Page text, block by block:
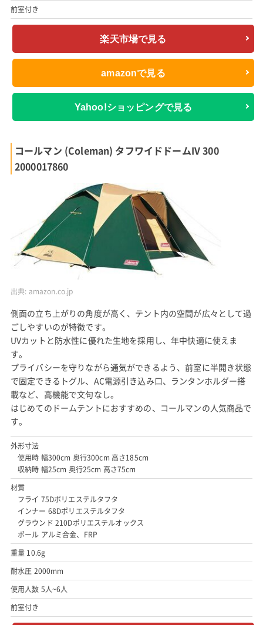
前室付き
楽天市場で見る
amazonで見る
Yahoo!ショッピングで見る
コールマン (Coleman) タフワイドドームIV 300
2000017860
出典: amazon.co.jp
側面の立ち上がりの角度が高く、テント内の空間が広々として過
ごしやすいのが特徴です。
UVカットと防水性に優れた生地を採用し、年中快適に使えま
す。
プライバシーを守りながら通気ができるよう、前室に半開き状態
で固定できるトグル、AC電源引き込み口、ランタンホルダー搭
載など、高機能で文句なし。
はじめてのドームテントにおすすめの、コールマンの人気商品で
す。
外形寸法
使用時 幅300cm 奥行300cm 高さ185cm
収納時 幅25cm 奥行25cm 高さ75cm
材質
フライ 75Dポリエステルタフタ
インナー 68Dポリエステルタフタ
グラウンド 210Dポリエステルオックス
ポール アルミ合金、FRP
重量 10.6g
耐水圧 2000mm
使用人数 5人~6人
前室付き